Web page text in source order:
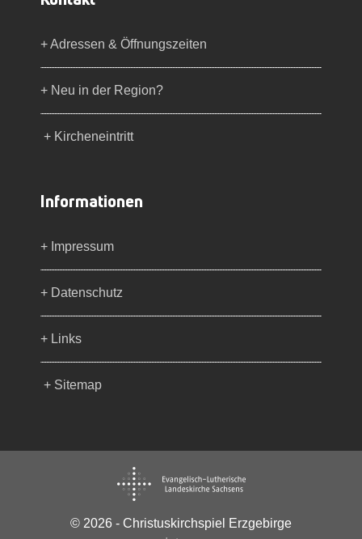
+ Adressen & Öffnungszeiten
+ Neu in der Region?
+ Kircheneintritt
Informationen
+ Impressum
+ Datenschutz
+ Links
+ Sitemap
© 2026 - Christuskirchspiel Erzgebirge